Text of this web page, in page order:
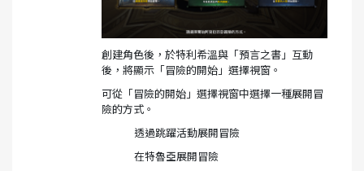
創建角色後，於特利希溫與「預言之書」互動
後，將顯示「冒險的開始」選擇視窗。
可從「冒險的開始」選擇視窗中選擇一種展開冒
險的方式。
透過跳躍活動展開冒險
在特魯亞展開冒險